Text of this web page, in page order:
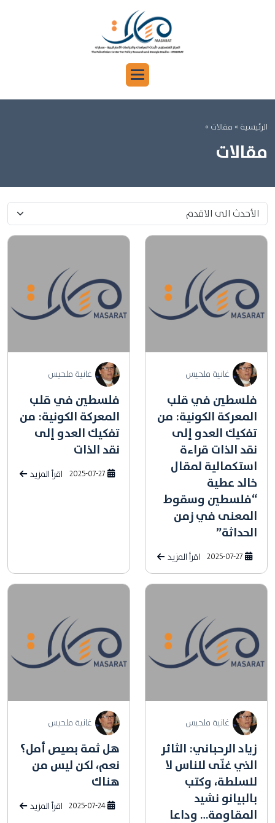
الرئيسية » مقالات »
مقالات
غانية ملحيس
فلسطين في قلب
المعركة الكونية: من
تفكيك العدو إلى
نقد الذات قراءة
استكمالية لمقال
خالد عطية
“فلسطين وسقوط
المعنى في زمن
الحداثة”
اقرأ المزيد
غانية ملحيس
فلسطين في قلب
المعركة الكونية: من
تفكيك العدو إلى
نقد الذات
اقرأ المزيد
غانية ملحيس
زياد الرحباني: الثائر
الذي غنّى للناس لا
للسلطة، وكتب
بالبيانو نشيد
المقاومة… وداعا
غانية ملحيس
هل ثمة بصيص أمل؟
نعم، لكن ليس من
هناك
اقرأ المزيد